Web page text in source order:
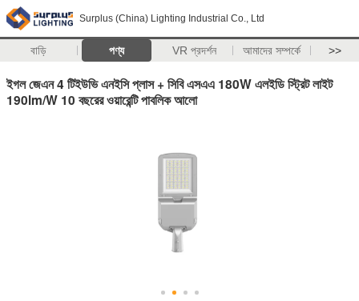
Surplus (China) Lighting Industrial Co., Ltd
বাড়ি পণ্য VR প্রদর্শন আমাদের সম্পর্কে >>
ইগল জেএন 4 টিইউভি এনইসি প্লাস + সিবি এসএএ 180W এলইডি স্ট্রিট লাইট
190lm/W 10 বছরের ওয়ারেন্টি পাবলিক আলো